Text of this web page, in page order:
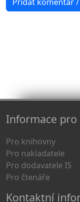
Informace pro
Pro knihovny
Pro nakladatele
Pro dodavatele IS
Pro čtenáře
Kontaktní